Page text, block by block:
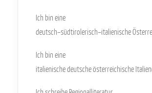
Ich bin eine
deutsch–südtirolerisch–italienische
Ich bin eine
italienische deutsche österreichische